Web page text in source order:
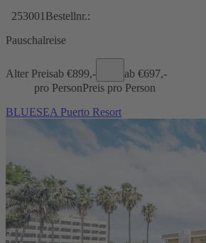
253001 Bestellnr.:
Pauschalreise
Alter Preisab €899,- ab €697,-
pro PersonPreis pro Person
BLUESEA Puerto Resort